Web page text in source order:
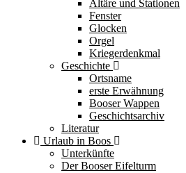
Altäre und Stationen
Fenster
Glocken
Orgel
Kriegerdenkmal
Geschichte
Ortsname
erste Erwähnung
Booser Wappen
Geschichtsarchiv
Literatur
Urlaub in Boos
Unterkünfte
Der Booser Eifelturm